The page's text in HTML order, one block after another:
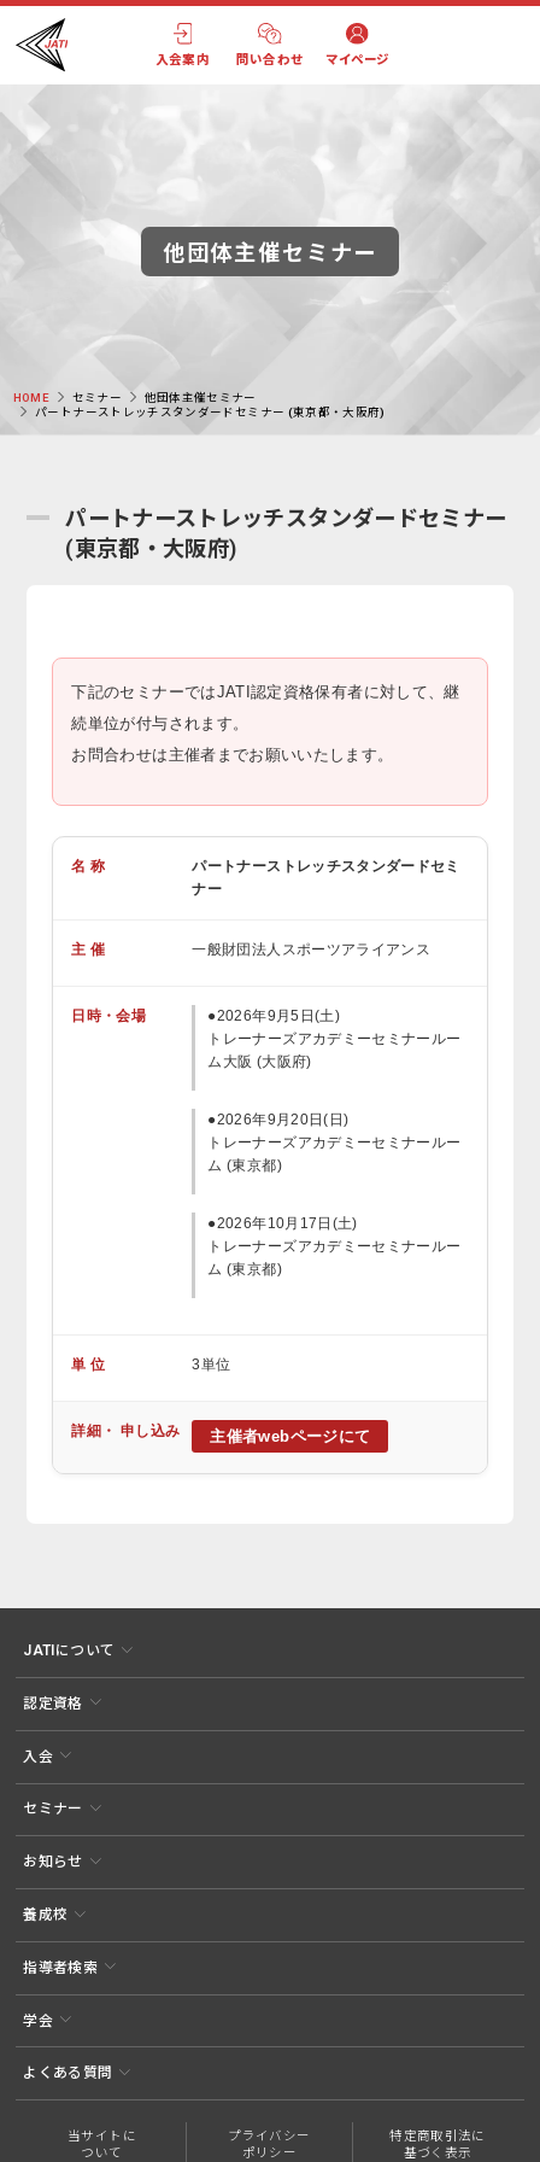
入会案内 問い合わせ マイページ
他団体主催セミナー
HOME セミナー
他団体主催セミナー
パートナーストレッチスタンダードセミナー (東京都・大阪府)
パートナーストレッチスタンダードセミナー
(東京都・大阪府)
下記のセミナーではJATI認定資格保有者に対して、継
続単位が付与されます。
お問合わせは主催者までお願いいたします。
名 称
パートナーストレッチスタンダードセミ
ナー
主 催 一般財団法人スポーツアライアンス
日時・会場
●2026年9月5日(土)
トレーナーズアカデミーセミナールー
ム大阪 (大阪府)
●2026年9月20日(日)
トレーナーズアカデミーセミナールー
ム (東京都)
●2026年10月17日(土)
トレーナーズアカデミーセミナールー
ム (東京都)
単 位 3単位
詳細・ 申し込み 主催者webページにて
JATIについて
認定資格
入会
セミナー
お知らせ
養成校
指導者検索
学会
よくある質問
当サイトに
ついて
プライバシー
ポリシー
特定商取引法に
基づく表示